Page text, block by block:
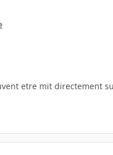
etre mit directement